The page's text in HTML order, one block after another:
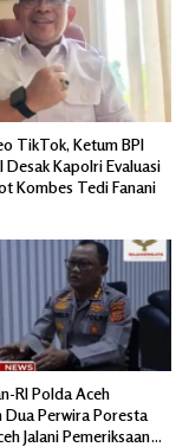
TikTok, Ketum BPI
Desak Kapolri Evaluasi
Kombes Tedi Fanani
RI Polda Aceh
Dua Perwira Poresta
Jalani Pemeriksaan